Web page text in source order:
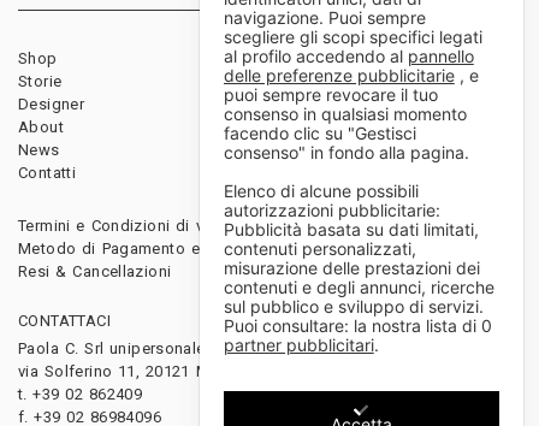
Shop
Storie
Designer
About
News
Contatti
Rivenditori
Download
Diventa rivenditore
Termini e Condizioni di vendita
Metodo di Pagamento e Spedizioni
Resi & Cancellazioni
CONTATTACI
Paola C. Srl unipersonale
via Solferino 11, 20121 Milano, Italy
t. +39 02 862409
f. +39 02 86984096
navigazione. Puoi sempre
scegliere gli scopi specifici legati
al profilo accedendo al pannello
delle preferenze pubblicitarie, e
puoi sempre revocare il tuo
consenso in qualsiasi momento
facendo clic su "Gestisci
consenso" in fondo alla pagina.
Elenco di alcune possibili
autorizzazioni pubblicitarie:
Pubblicità basata su dati limitati,
contenuti personalizzati,
misurazione delle prestazioni dei
contenuti e degli annunci, ricerche
sul pubblico e sviluppo di servizi.
Puoi consultare: la nostra lista di 0
partner pubblicitari.